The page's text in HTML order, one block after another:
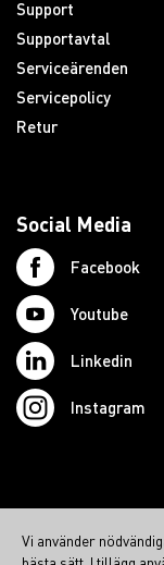
Support
Supportavtal
Serviceärenden
Servicepolicy
Retur
Social Media
Facebook
Youtube
Linkedin
Instagram
northcom.no
Vi använder